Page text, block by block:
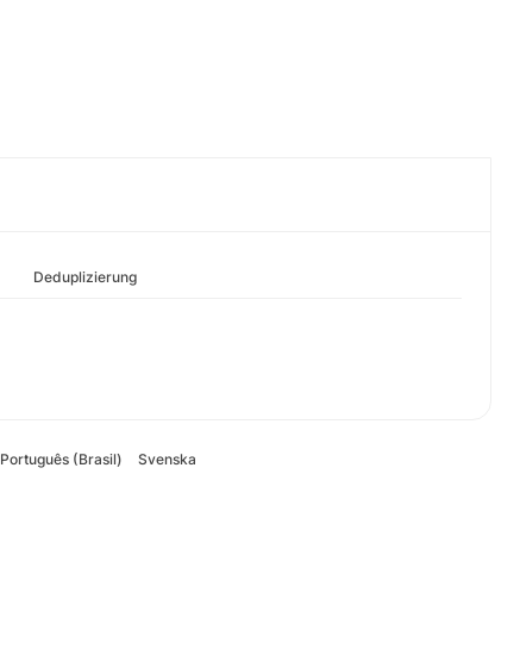
Deduplizierung
Português (Brasil) Svenska